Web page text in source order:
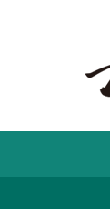
要
容